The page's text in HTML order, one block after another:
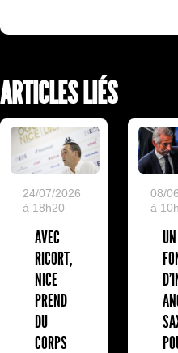
ARTICLES LIÉS
24/07/2026
à 18h20
AVEC
RICORT,
NICE
PREND
DU
CORPS
08/
à
UN